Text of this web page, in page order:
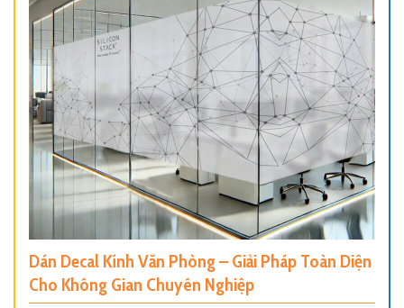
Dán Decal Kính Văn Phòng – Giải Pháp Toàn Diện
Cho Không Gian Chuyên Nghiệp